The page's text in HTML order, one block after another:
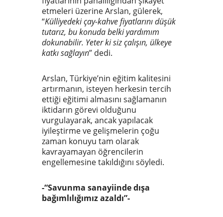
etmeleri üzerine Arslan, gülerek,
“Külliyedeki çay-kahve fiyatlarını düşük
tutarız, bu konuda belki yardımım
dokunabilir. Yeter ki siz çalışın, ülkeye
katkı sağlayın” dedi.
Arslan, Türkiye’nin eğitim kalitesini
artırmanın, isteyen herkesin tercih
ettiği eğitimi almasını sağlamanın
iktidarın görevi olduğunu
vurgulayarak, ancak yapılacak
iyileştirme ve gelişmelerin çoğu
zaman konuyu tam olarak
kavrayamayan öğrencilerin
engellemesine takıldığını söyledi.
-“Savunma sanayiinde dışa
bağımlılığımız azaldı”-